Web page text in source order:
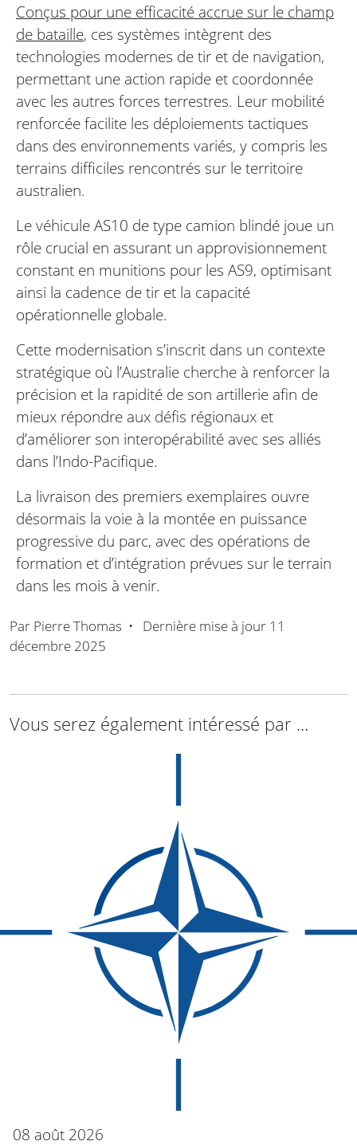
Conçus pour une efficacité accrue sur le champ
de bataille, ces systèmes intègrent des
technologies modernes de tir et de navigation,
permettant une action rapide et coordonnée
avec les autres forces terrestres. Leur mobilité
renforcée facilite les déploiements tactiques
dans des environnements variés, y compris les
terrains difficiles rencontrés sur le territoire
australien.
Le véhicule AS10 de type camion blindé joue un
rôle crucial en assurant un approvisionnement
constant en munitions pour les AS9, optimisant
ainsi la cadence de tir et la capacité
opérationnelle globale.
Cette modernisation s’inscrit dans un contexte
stratégique où l’Australie cherche à renforcer la
précision et la rapidité de son artillerie afin de
mieux répondre aux défis régionaux et
d’améliorer son interopérabilité avec ses alliés
dans l’Indo-Pacifique.
La livraison des premiers exemplaires ouvre
désormais la voie à la montée en puissance
progressive du parc, avec des opérations de
formation et d’intégration prévues sur le terrain
dans les mois à venir.
Par Pierre Thomas • Dernière mise à jour 11
décembre 2025
Vous serez également intéressé par ...
08 août 2026